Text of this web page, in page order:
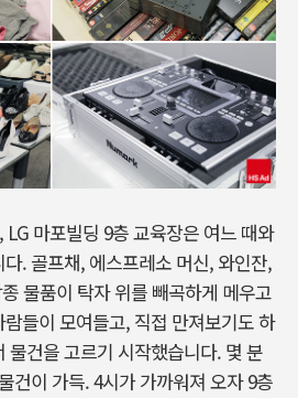
마포빌딩 9층 교육장은 여느 때와
. 골프채, 에스프레소 머신, 와인잔,
물품이 탁자 위를 빼곡하게 메우고
들이 모여들고, 직접 만져보기도 하
물건을 고르기 시작했습니다. 몇 분
건이 가득. 4시가 가까워져 오자 9층